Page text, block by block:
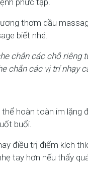
phức tạp.
thơm dầu
biết nhé.
chắn các chỗ riêng
chắn các vị trí nhạy
hoàn toàn im lặng
buổi.
điều trị điểm kích
tay hơn nếu thấy